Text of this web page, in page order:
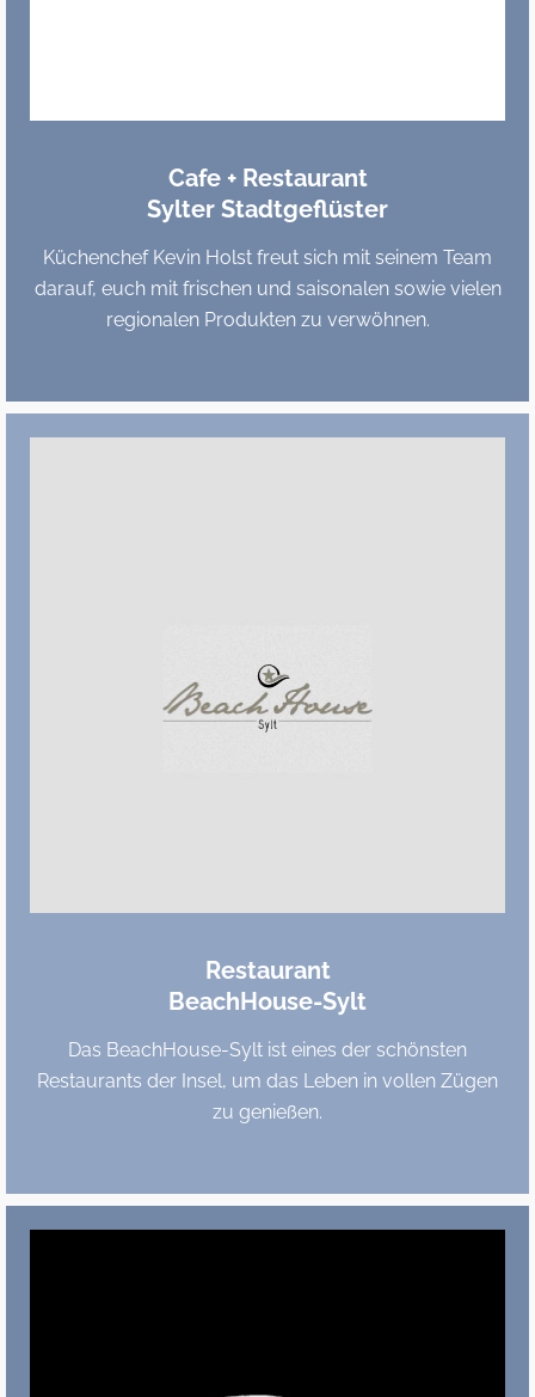
Cafe + Restaurant
Sylter Stadtgeflüster
Küchenchef Kevin Holst freut sich mit seinem Team
darauf, euch mit frischen und saisonalen sowie vielen
regionalen Produkten zu verwöhnen.
Restaurant
BeachHouse-Sylt
Das BeachHouse-Sylt ist eines der schönsten
Restaurants der Insel, um das Leben in vollen Zügen
zu genießen.